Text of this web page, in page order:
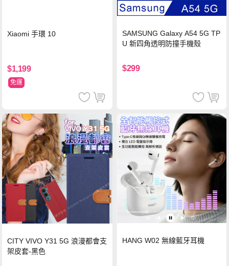
Xiaomi 手環 10
$1,199
免運
SAMSUNG Galaxy A54 5G TP
U 新四角透明防撞手機殼
$299
CITY VIVO Y31 5G 浪漫都會支
架皮套-黑色
HANG W02 無線藍牙耳機